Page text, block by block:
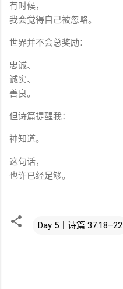
有时候，
我会觉得自己被忽略。
世界并不会总奖励：
忠诚、
诚实、
善良。
但诗篇提醒我：
神知道。
这句话，
也许已经足够。
Day 5｜诗篇 37:18–22